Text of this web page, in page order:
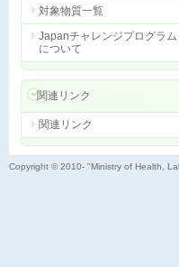
対象物質一覧
Japanチャレンジプログラム
について
関連リンク
関連リンク
Copyright © 2010- "Ministry of Health,